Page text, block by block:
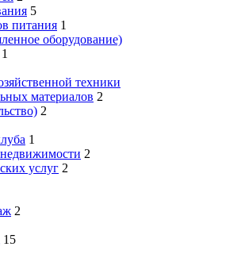
5
питания 1
оборудование)
1
техники
материалов 2
2
1
2
услуг 2
2
15